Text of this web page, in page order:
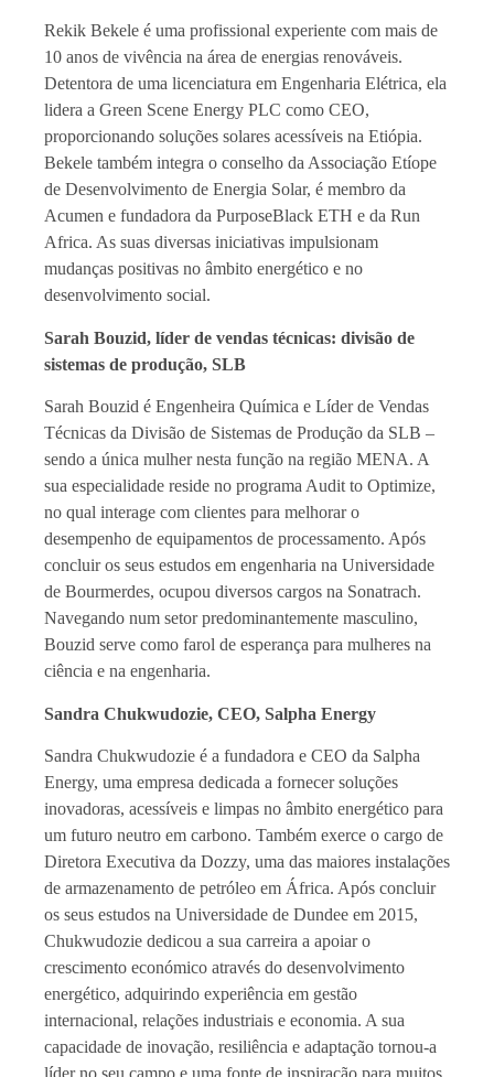
Rekik Bekele é uma profissional experiente com mais de
10 anos de vivência na área de energias renováveis.
Detentora de uma licenciatura em Engenharia Elétrica, ela
lidera a Green Scene Energy PLC como CEO,
proporcionando soluções solares acessíveis na Etiópia.
Bekele também integra o conselho da Associação Etíope
de Desenvolvimento de Energia Solar, é membro da
Acumen e fundadora da PurposeBlack ETH e da Run
Africa. As suas diversas iniciativas impulsionam
mudanças positivas no âmbito energético e no
desenvolvimento social.
Sarah Bouzid, líder de vendas técnicas: divisão de
sistemas de produção, SLB
Sarah Bouzid é Engenheira Química e Líder de Vendas
Técnicas da Divisão de Sistemas de Produção da SLB –
sendo a única mulher nesta função na região MENA. A
sua especialidade reside no programa Audit to Optimize,
no qual interage com clientes para melhorar o
desempenho de equipamentos de processamento. Após
concluir os seus estudos em engenharia na Universidade
de Bourmerdes, ocupou diversos cargos na Sonatrach.
Navegando num setor predominantemente masculino,
Bouzid serve como farol de esperança para mulheres na
ciência e na engenharia.
Sandra Chukwudozie, CEO, Salpha Energy
Sandra Chukwudozie é a fundadora e CEO da Salpha
Energy, uma empresa dedicada a fornecer soluções
inovadoras, acessíveis e limpas no âmbito energético para
um futuro neutro em carbono. Também exerce o cargo de
Diretora Executiva da Dozzy, uma das maiores instalações
de armazenamento de petróleo em África. Após concluir
os seus estudos na Universidade de Dundee em 2015,
Chukwudozie dedicou a sua carreira a apoiar o
crescimento económico através do desenvolvimento
energético, adquirindo experiência em gestão
internacional, relações industriais e economia. A sua
capacidade de inovação, resiliência e adaptação tornou-a
líder no seu campo e uma fonte de inspiração para muitos